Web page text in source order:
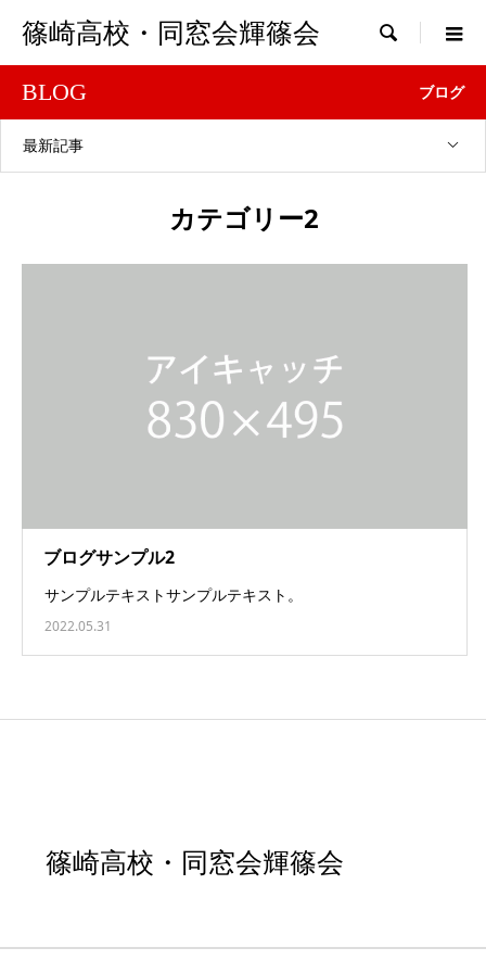
篠崎高校・同窓会輝篠会 
BLOG ブログ
最新記事
カテゴリー2
ブログサンプル2
サンプルテキストサンプルテキスト。
2022.05.31
篠崎高校・同窓会輝篠会